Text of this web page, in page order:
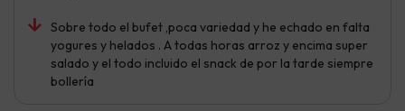
Sobre todo el bufet ,poca variedad y he echado en falta
yogures y helados . A todas horas arroz y encima super
salado y el todo incluido el snack de por la tarde siempre
bollería